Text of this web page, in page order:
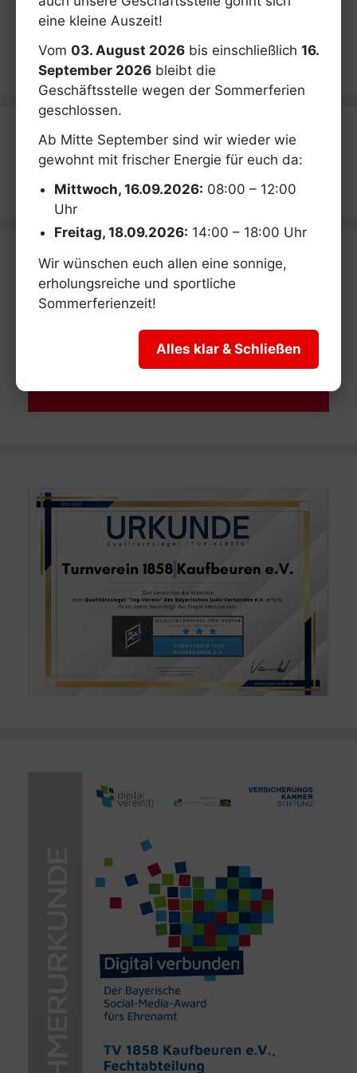
Kategorien
eine kleine Auszeit!
Vom 03. August 2026 bis einschließlich 16.
September 2026 bleibt die
Geschäftsstelle wegen der Sommerferien
geschlossen.
Ab Mitte September sind wir wieder wie
gewohnt mit frischer Energie für euch da:
Mittwoch, 16.09.2026: 08:00 – 12:00
Uhr
Freitag, 18.09.2026: 14:00 – 18:00 Uhr
Wir wünschen euch allen eine sonnige,
erholungsreiche und sportliche
Sommerferienzeit!
Alles klar & Schließen